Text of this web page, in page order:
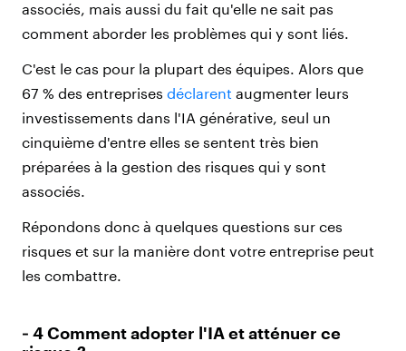
associés, mais aussi du fait qu'elle ne sait pas
comment aborder les problèmes qui y sont liés.
C'est le cas pour la plupart des équipes . Alors que
67 % des entreprises déclarent augmenter leurs
investissements dans l'IA générative, seul un
cinquième d'entre elles se sentent très bien
préparées à la gestion des risques qui y sont
associés.
Répondons donc à quelques questions sur ces
risques et sur la manière dont votre entreprise peut
les combattre.
‑ 4 Comment adopter l'IA et atténuer ce